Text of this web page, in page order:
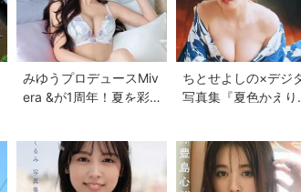
みゆうプロデュースMiv
era &が1周年！夏を彩
ちとせよしの×デジ
写真集『夏色かえり